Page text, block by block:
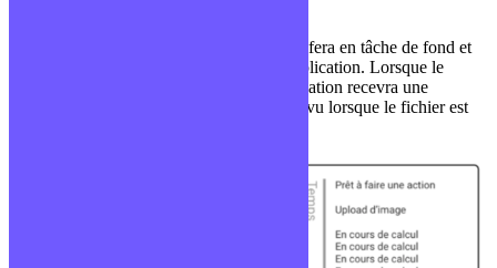
D’un autre côté, avec NodeJS, l’upload se fera en tâche de fond et
l’utilisateur pourra continuer à utiliser l’application. Lorsque le
fichier sera uploadé complètement, l’application recevra une
notification et pourra faire le traitement prévu lorsque le fichier est